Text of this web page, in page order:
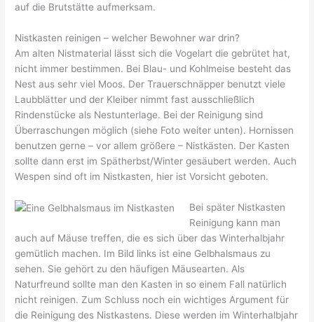
auf die Brutstätte aufmerksam.
Nistkasten reinigen – welcher Bewohner war drin?
Am alten Nistmaterial lässt sich die Vogelart die gebrütet hat,
nicht immer bestimmen. Bei Blau- und Kohlmeise besteht das
Nest aus sehr viel Moos. Der Trauerschnäpper benutzt viele
Laubblätter und der Kleiber nimmt fast ausschließlich
Rindenstücke als Nestunterlage. Bei der Reinigung sind
Überraschungen möglich (siehe Foto weiter unten). Hornissen
benutzen gerne – vor allem größere – Nistkästen. Der Kasten
sollte dann erst im Spätherbst/Winter gesäubert werden. Auch
Wespen sind oft im Nistkasten, hier ist Vorsicht geboten.
Bei später Nistkasten
Reinigung kann man
auch auf Mäuse treffen, die es sich über das Winterhalbjahr
gemütlich machen. Im Bild links ist eine Gelbhalsmaus zu
sehen. Sie gehört zu den häufigen Mäusearten. Als
Naturfreund sollte man den Kasten in so einem Fall natürlich
nicht reinigen. Zum Schluss noch ein wichtiges Argument für
die Reinigung des Nistkastens. Diese werden im Winterhalbjahr